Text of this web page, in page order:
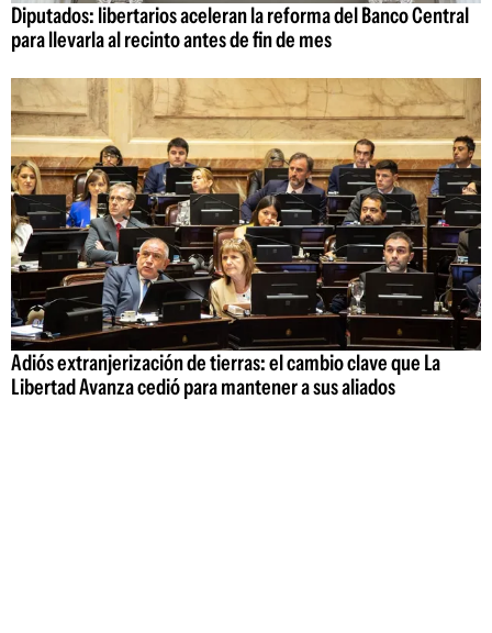
Diputados: libertarios aceleran la reforma del Banco Central
para llevarla al recinto antes de fin de mes
Adiós extranjerización de tierras: el cambio clave que La
Libertad Avanza cedió para mantener a sus aliados